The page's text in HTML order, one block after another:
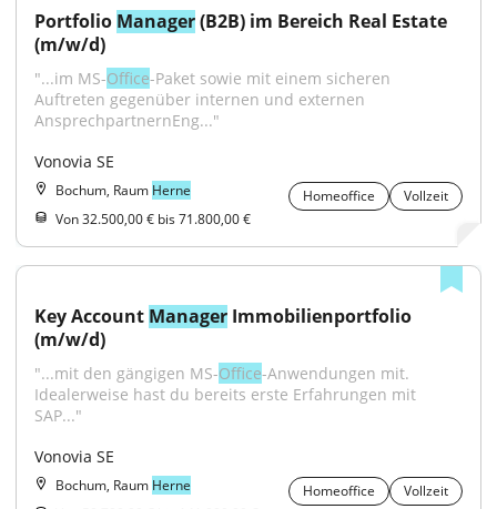
Portfolio Manager (B2B) im Bereich Real Estate
(m/w/d)
"...im MS-Office-Paket sowie mit einem sicheren
Auftreten gegenüber internen und externen
AnsprechpartnernEng..."
Vonovia SE
Bochum, Raum Herne Homeoffice
Vollzeit
Von 32.500,00 € bis 71.800,00 €
Key Account Manager Immobilienportfolio
(m/w/d)
"...mit den gängigen MS-Office-Anwendungen mit.
Idealerweise hast du bereits erste Erfahrungen mit
SAP..."
Vonovia SE
Bochum, Raum Herne Homeoffice
Vollzeit